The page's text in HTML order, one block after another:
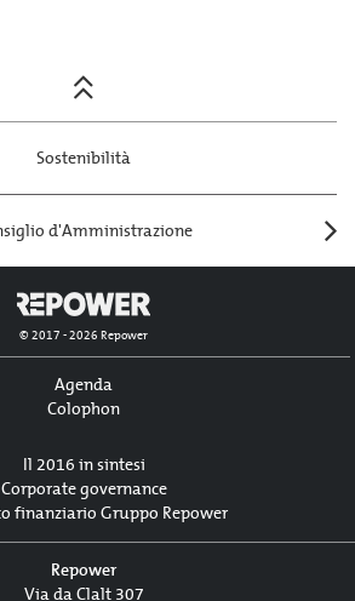
Sostenibilità
d'Amministrazione
© 2017 - 2026 Repower
Agenda
Colophon
Il 2016 in sintesi
Corporate governance
finanziario Gruppo Repower
Repower
Via da Clalt 307